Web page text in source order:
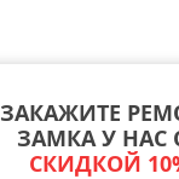
ЗАКАЖИТЕ
ЗАМКА У НАС
СКИДКОЙ